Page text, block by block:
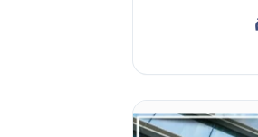
التي تلبي ذوقك وتلائم
حلول تناسب جميع المتطلبات.
عنشركة تركيب أبواب زجاجية